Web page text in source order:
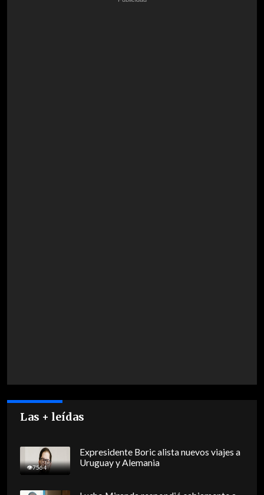
Las + leídas
7564
Expresidente Boric alista nuevos viajes a
Uruguay y Alemania